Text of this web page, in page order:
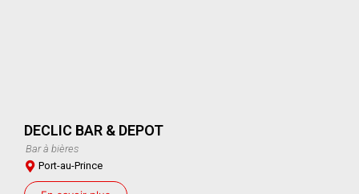
DECLIC BAR & DEPOT
Bar à bières
Port-au-Prince